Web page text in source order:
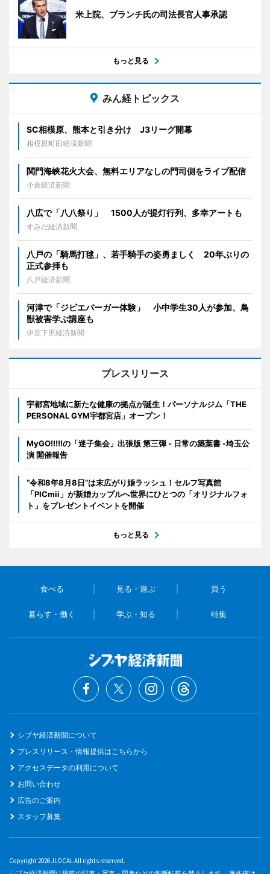
米上院、ブランチ氏の司法長官人事承認
もっと見る
みん経トピックス
SC相模原、熊本と引き分け J3リーグ開幕
相模原町田経済新聞
関門海峡花火大会、無料エリアなしの門司側をライブ配信
小倉経済新聞
八広で「八八祭り」 1500人が提灯行列、多幸アートも
すみだ経済新聞
八戸の「騎馬打毬」、若手騎手の姿勇ましく 20年ぶりの
正式参拝も
八戸経済新聞
河津で「ジビエバーガー体験」 小中学生30人が参加、鳥
獣被害学ぶ講座も
伊豆下田経済新聞
プレスリリース
宇都宮地域に新たな健康の拠点が誕生！パーソナルジム「THE
PERSONAL GYM宇都宮店」オープン！
MyGO!!!!!の「迷子集会」出張版 第三弾 - 日常の築葉書 -埼玉公
演 開催報告
“令和8年8月8日”は末広がり婚ラッシュ！セルフ写真館
「PICmii」が新婚カップルへ世界にひとつの「オリジナルフォ
ト」をプレゼントイベントを開催
もっと見る
食べる 見る・遊ぶ 買う
暮らす・働く 学ぶ・知る 特集
シブヤ経済新聞について
プレスリリース・情報提供はこちらから
アクセスデータの利用について
お問い合わせ
広告のご案内
スタッフ募集
Copyright 2026 JLOCAL All rights reserved.